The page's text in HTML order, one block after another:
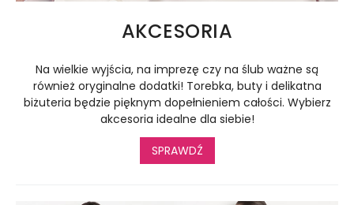
AKCESORIA
Na wielkie wyjścia, na imprezę czy na ślub ważne są
również oryginalne dodatki! Torebka, buty i delikatna
biżuteria będzie pięknym dopełnieniem całości. Wybierz
akcesoria idealne dla siebie!
SPRAWDŹ